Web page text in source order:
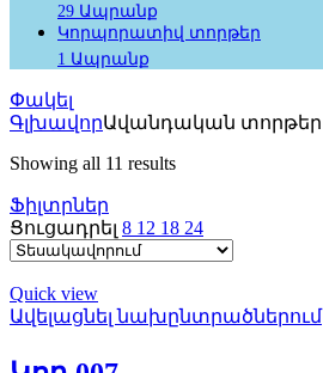
29 Ապրանք
Կորպորատիվ տորթեր
1 Ապրանք
Փակել
ԳլխավորԱվանդական տորթեր
Showing all 11 results
Ֆիլտրներ
Ցուցադրել 8 12 18 24
Quick view
Ավելացնել նախընտրածներում